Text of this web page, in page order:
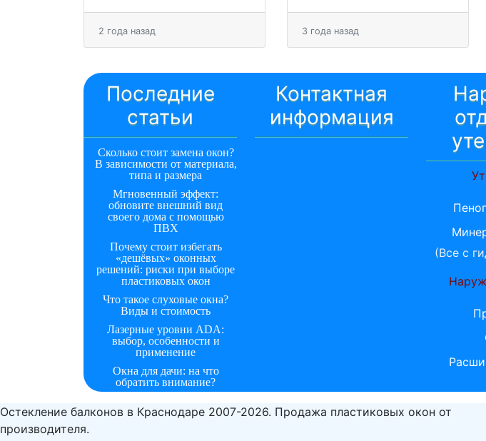
2 года назад 3 года назад
Последние
статьи
Сколько стоит замена окон?
В зависимости от материала,
типа и размера
Мгновенный эффект:
обновите внешний вид
своего дома с помощью
ПВХ
Почему стоит избегать
«дешёвых» оконных
решений: риски при выборе
пластиковых окон
Что такое слуховые окна?
Виды и стоимость
Лазерные уровни ADA:
выбор, особенности и
применение
Окна для дачи: на что
обратить внимание?
Контактная
информация
(Все с
Остекление балконов в Краснодаре 2007-2026. Продажа пластиковых окон от
производителя.